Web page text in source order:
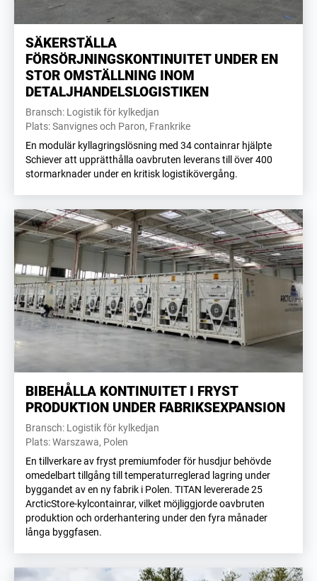
SÄKERSTÄLLA
FÖRSÖRJNINGSKONTINUITET UNDER EN
STOR OMSTÄLLNING INOM
DETALJHANDELSLOGISTIKEN
Bransch: Logistik för kylkedjan
Plats: Sanvignes och Paron, Frankrike
En modulär kyllagringslösning med 34 containrar hjälpte
Schiever att upprätthålla oavbruten leverans till över 400
stormarknader under en kritisk logistikövergång.
BIBEHÅLLA KONTINUITET I FRYST
PRODUKTION UNDER FABRIKSEXPANSION
Bransch: Logistik för kylkedjan
Plats: Warszawa, Polen
En tillverkare av fryst premiumfoder för husdjur behövde
omedelbart tillgång till temperaturreglerad lagring under
byggandet av en ny fabrik i Polen. TITAN levererade 25
ArcticStore-kylcontainrar, vilket möjliggjorde oavbruten
produktion och orderhantering under den fyra månader
långa byggfasen.